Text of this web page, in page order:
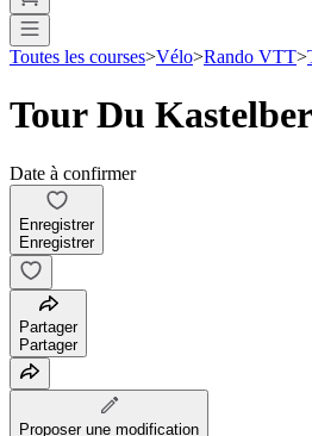
Toutes les courses>Vélo>Rando VTT>
Tour Du
Date à confirmer
Enregistrer
Enregistrer
Partager
Partager
Proposer une modification